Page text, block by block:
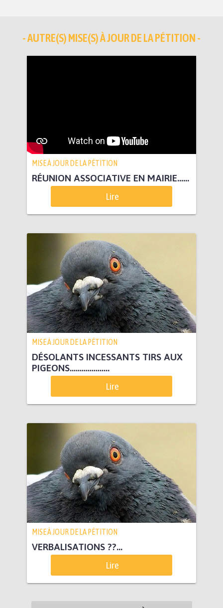
- AUTRE(S) MISE(S) À JOUR DE LA PÉTITION -
MISE À JOUR DE LA PÉTITION
RÉUNION ASSOCIATIVE EN MAIRIE......
Lire
MISE À JOUR DE LA PÉTITION
DÉSOLANTS INCESSANTS TIRS AUX
PIGEONS....................
Lire
MISE À JOUR DE LA PÉTITION
VERBALISATIONS ??...
Lire